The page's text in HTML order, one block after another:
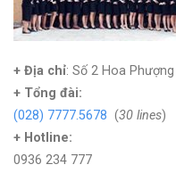
+ Địa chỉ: Số 2 Hoa
+ Tổng đài:
(028) 7777.5678 (30 lines)
+ Hotline:
0936 234 777